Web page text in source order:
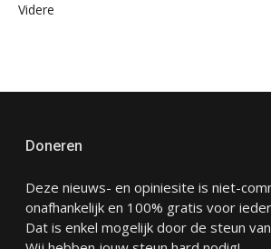
Videre
Doneren
Deze nieuws- en opiniesite is niet-
onafhankelijk en 100% gratis voor
Dat is enkel mogelijk door de steun